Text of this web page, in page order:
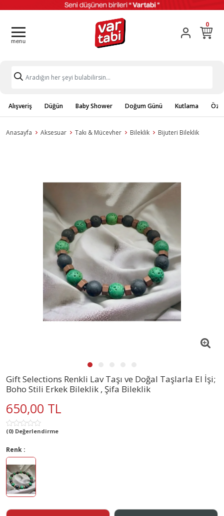
0
Alışveriş Düğün Baby Shower Doğum Günü Kutlama
Anasayfa Aksesuar Takı & Mücevher Bileklik Bijuteri Bileklik
Gift Selections Renkli Lav Taşı ve Doğal Taşlarla El İşi;
Boho Stili Erkek Bileklik , Şifa Bileklik
650,00 TL
(0) Değerlendirme
Renk :